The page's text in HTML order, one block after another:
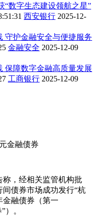
“数字生态建设领航之星”
西安银行 2025-12-
守护金融安全与便捷服务
金融安全 2025-12-09
保障数字金融高质量发展
工商银行 2025-12-09
金融债券
称，经相关监管机构批
债券市场成功发行“杭
金融债券（第一
）。